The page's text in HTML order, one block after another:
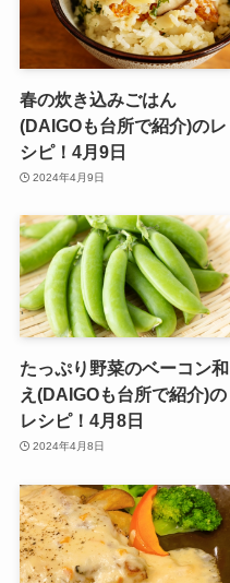
春の炊き込みごはん
(DAIGOも台所で紹介)のレ
シピ！4月9日
2024年4月9日
たっぷり野菜のベーコン和
え(DAIGOも台所で紹介)の
レシピ！4月8日
2024年4月8日